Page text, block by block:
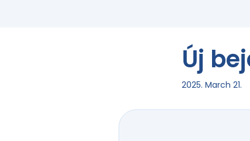
Új
2025. March 21.